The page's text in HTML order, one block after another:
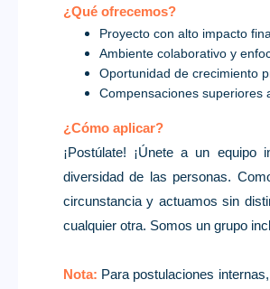
¿Qué ofrecemos?
Proyecto con alto impacto
Ambiente colaborativo y
Oportunidad de crecimiento
Compensaciones superiores
¿Cómo aplicar?
¡Postúlate! ¡Únete a un
diversidad de las personas.
circunstancia y actuamos sin
cualquier otra. Somos un grupo
Nota: Para postulaciones